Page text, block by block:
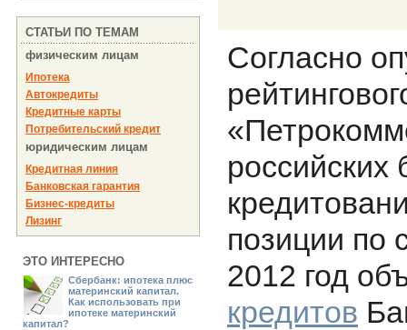
СТАТЬИ ПО ТЕМАМ
физическим лицам
Ипотека
Автокредиты
Кредитные карты
Потребительский кредит
юридическим лицам
Кредитная линия
Банковская гарантия
Бизнес-кредиты
Лизинг
ЭТО ИНТЕРЕСНО
Сбербанк: ипотека плюс
материнский капитал.
Как использовать при
ипотеке материнский
капитал?
Согласно
российских
позиции по
2012 год
кредитов